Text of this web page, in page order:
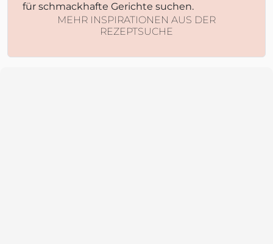
für schmackhafte Gerichte suchen.
MEHR INSPIRATIONEN AUS DER
REZEPTSUCHE